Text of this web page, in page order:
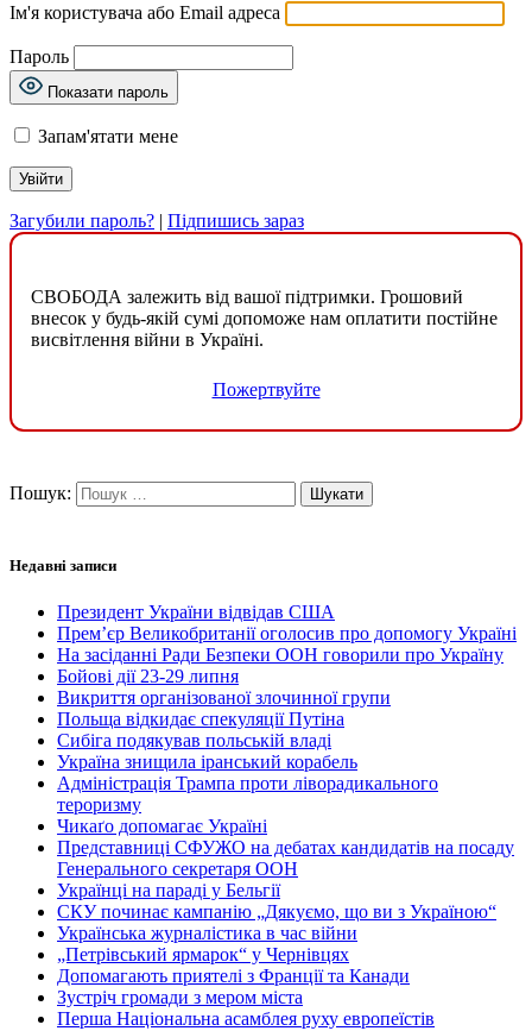
Ім'я користувача або Email адреса
Пароль
Показати пароль
Запам'ятати мене
Загубили пароль? | Підпишись зараз
СВОБОДА залежить від вашої підтримки. Грошовий
внесок у будь-якій сумі допоможе нам оплатити постійне
висвітлення війни в Україні.
Пожертвуйте
Пошук:
Недавні записи
Президент України відвідав США
Прем’єр Великобританії оголосив про допомогу Україні
На засіданні Ради Безпеки ООН говорили про Україну
Бойові дії 23-29 липня
Викриття організованої злочинної групи
Польща відкидає спекуляції Путіна
Сибіга подякував польській владі
Україна знищила іранський корабель
Адміністрація Трампа проти ліворадикального
тероризму
Чикаґо допомагає Україні
Представниці СФУЖО на дебатах кандидатів на посаду
Генерального секретаря ООН
Українці на параді у Бельгії
СКУ починає кампанію „Дякуємо, що ви з Україною“
Українська журналістика в час війни
„Петрівський ярмарок“ у Чернівцях
Допомагають приятелі з Франції та Канади
Зустріч громади з мером міста
Перша Національна асамблея руху европеїстів